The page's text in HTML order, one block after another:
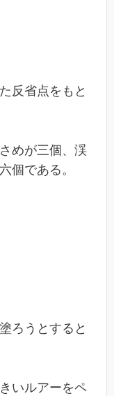
反省点をもと
めが三個、渓
個である。
ろうとすると
いルアーをペ